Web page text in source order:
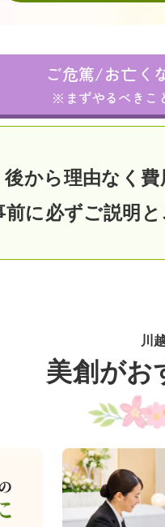
ご危篤/お亡く
※まずやるべきこ
後から理由なく費
前に必ずご説明と
川
美創がお